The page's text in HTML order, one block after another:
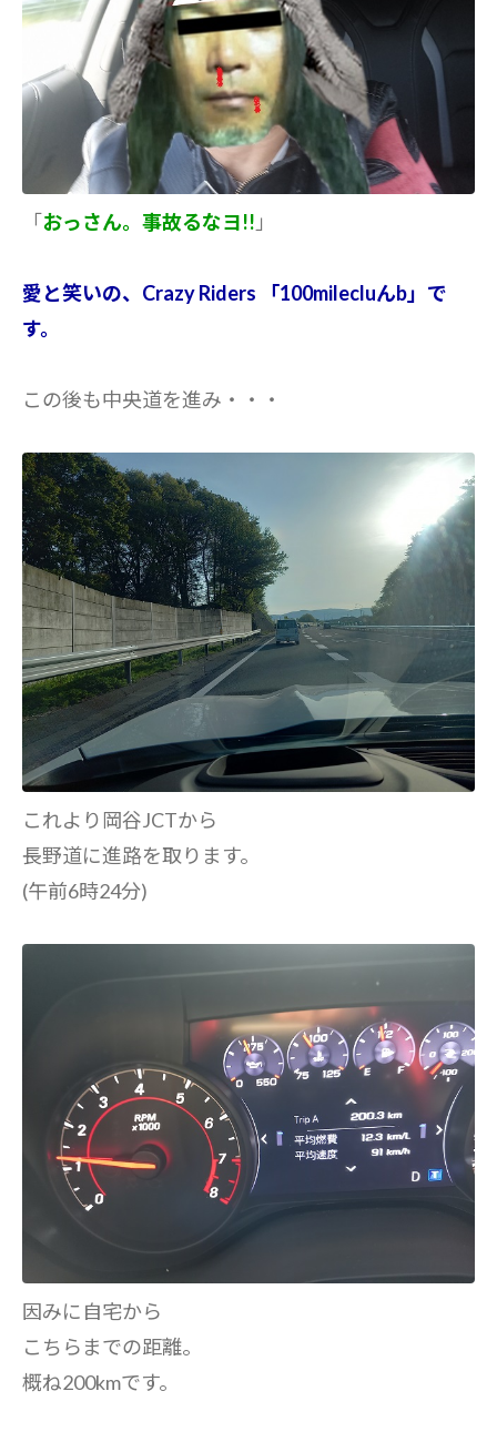
「おっさん。事故るなヨ!! 」
愛と笑いの、Crazy Riders 「100milecluんb」で
す。
この後も中央道を進み・・・
これより岡谷JCTから
長野道に進路を取ります。
(午前6時24分)
因みに自宅から
こちらまでの距離。
概ね200kmです。